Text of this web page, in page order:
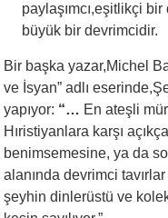
paylaşımcı,eşitlikçi
büyük bir devrimcidir.
Bir başka yazar,Michel
ve İsyan” adlı
yapıyor: “… En ateşli
Hıristiyanlara karşı
benimsemesine, ya da
alanında devrimci
şeyhin dinlerüstü ve